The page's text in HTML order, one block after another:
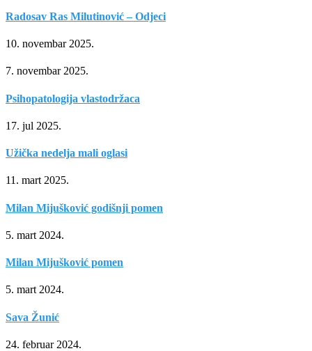
Radosav Ras Milutinović – Odjeci
10. novembar 2025.
7. novembar 2025.
Psihopatologija vlastodržaca
17. jul 2025.
Užička nedelja mali oglasi
11. mart 2025.
Milan Mijušković godišnji pomen
5. mart 2024.
Milan Mijušković pomen
5. mart 2024.
Sava Žunić
24. februar 2024.